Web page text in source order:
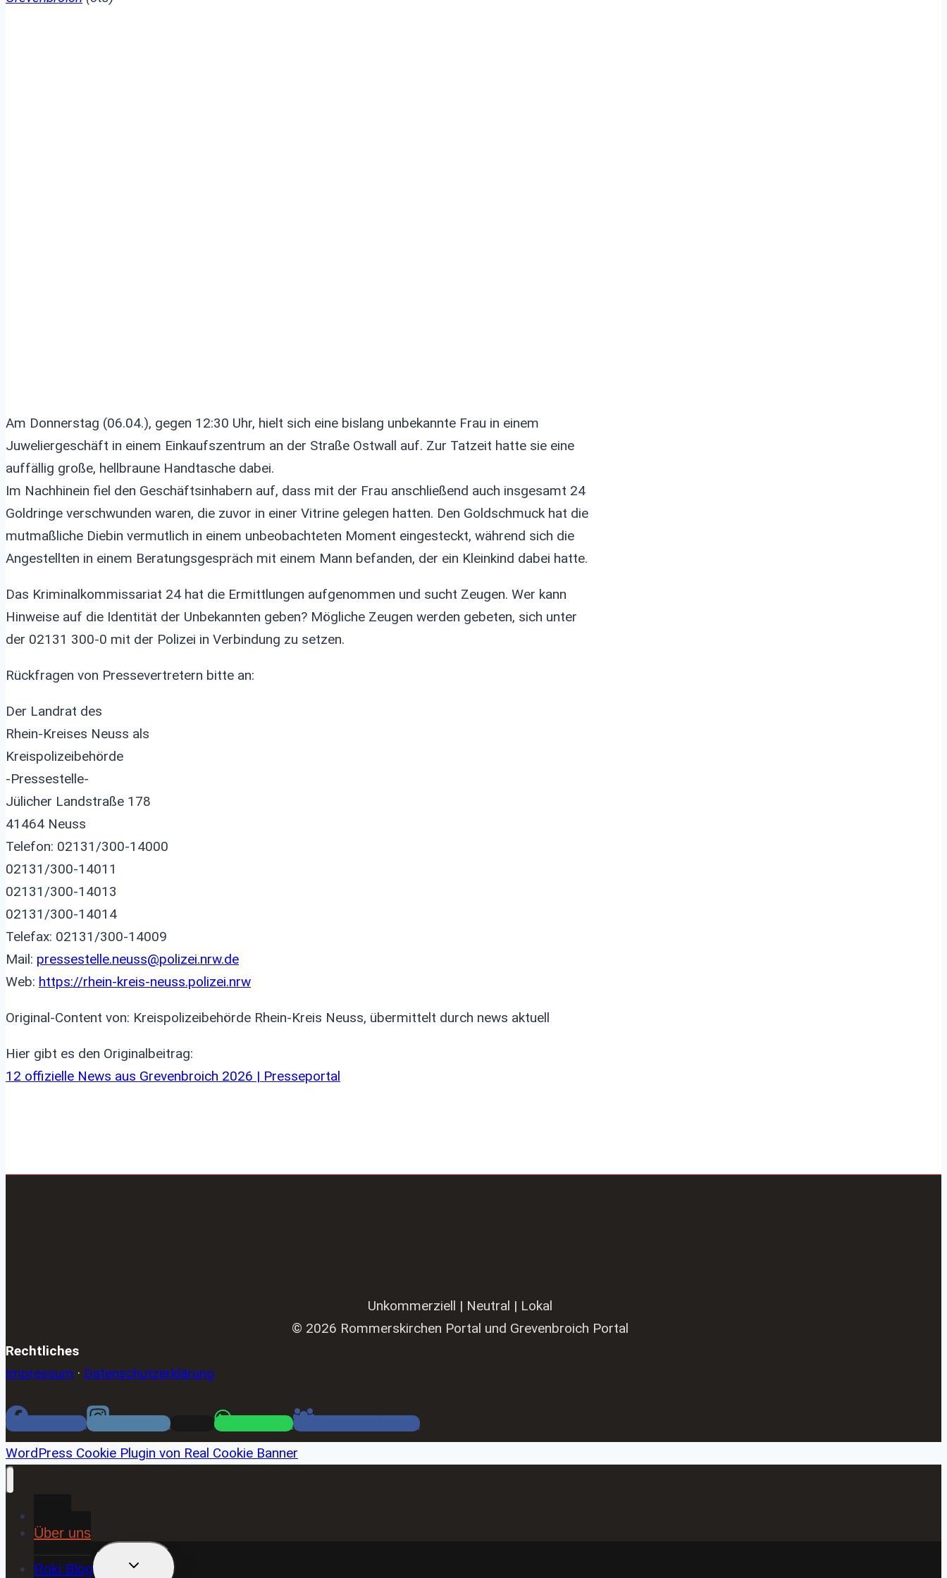
Am Donnerstag (06.04.), gegen 12:30 Uhr, hielt sich eine bislang unbekannte Frau in einem
Juweliergeschäft in einem Einkaufszentrum an der Straße Ostwall auf. Zur Tatzeit hatte sie eine
auffällig große, hellbraune Handtasche dabei.
Im Nachhinein fiel den Geschäftsinhabern auf, dass mit der Frau anschließend auch insgesamt 24
Goldringe verschwunden waren, die zuvor in einer Vitrine gelegen hatten. Den Goldschmuck hat die
mutmaßliche Diebin vermutlich in einem unbeobachteten Moment eingesteckt, während sich die
Angestellten in einem Beratungsgespräch mit einem Mann befanden, der ein Kleinkind dabei hatte.
Das Kriminalkommissariat 24 hat die Ermittlungen aufgenommen und sucht Zeugen. Wer kann
Hinweise auf die Identität der Unbekannten geben? Mögliche Zeugen werden gebeten, sich unter
der 02131 300-0 mit der Polizei in Verbindung zu setzen.
Rückfragen von Pressevertretern bitte an:
Der Landrat des
Rhein-Kreises Neuss als
Kreispolizeibehörde
-Pressestelle-
Jülicher Landstraße 178
41464 Neuss
Telefon: 02131/300-14000
02131/300-14011
02131/300-14013
02131/300-14014
Telefax: 02131/300-14009
Mail: pressestelle.neuss@polizei.nrw.de
Web: https://rhein-kreis-neuss.polizei.nrw
Original-Content von: Kreispolizeibehörde Rhein-Kreis Neuss, übermittelt durch news aktuell
Hier gibt es den Originalbeitrag:
12 offizielle News aus Grevenbroich 2026 | Presseportal
Unkommerziell | Neutral | Lokal
© 2026 Rommerskirchen Portal und Grevenbroich Portal
Rechtliches
Impressum · Datenschutzerklärung
Facebook Instagram WhatsApp
Facebook Gruppe
WordPress Cookie Plugin von Real Cookie Banner
Über uns
Roki Blog
UNTERMENÜ